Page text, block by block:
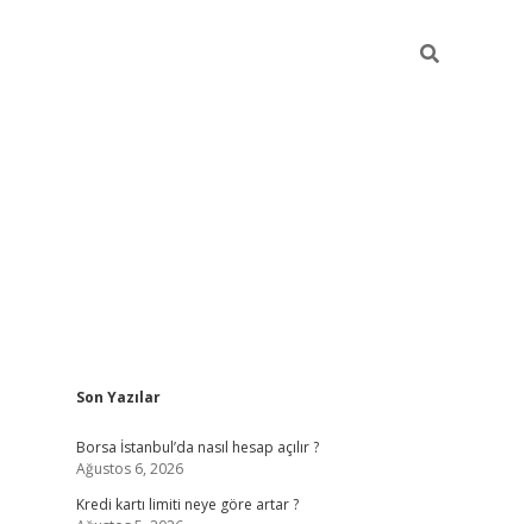
Sidebar
Son Yazılar
Borsa İstanbul’da nasıl hesap açılır ?
Ağustos 6, 2026
Kredi kartı limiti neye göre artar ?